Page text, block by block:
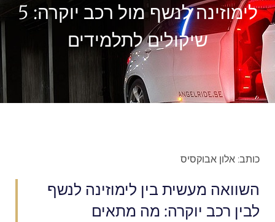
לימוזינה לנשף מול רכב יוקרה: 5
שיקולים לתלמידים
כותב: אלון אבוקסיס
השוואה מעשית בין לימוזינה לנשף
לבין רכב יוקרה: מה מתאים